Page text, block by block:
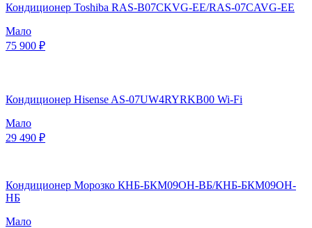
Кондиционер Toshiba RAS-B07CKVG-EE/RAS-07CAVG-EE
Мало
75 900 ₽
Кондиционер Hisense AS-07UW4RYRKB00 Wi-Fi
Мало
29 490 ₽
Кондиционер Морозко КНБ-БКМ09ОН-ВБ/КНБ-БКМ09ОН-
НБ
Мало